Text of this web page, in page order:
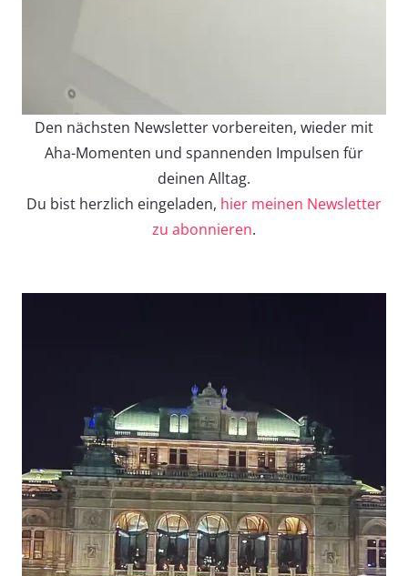
Den nächsten Newsletter vorbereiten, wieder mit
Aha-Momenten und spannenden Impulsen für
deinen Alltag.
Du bist herzlich eingeladen, hier meinen Newsletter
zu abonnieren.